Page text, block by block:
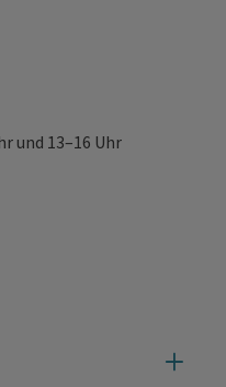
und 13–16 Uhr